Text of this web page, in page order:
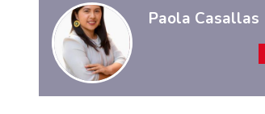
Paola Casallas